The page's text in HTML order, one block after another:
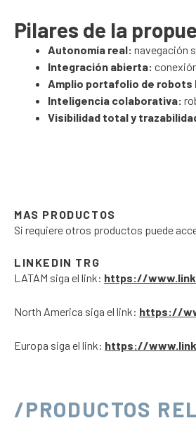
Pilares de la
Autonomía real: navegación
Integración abierta:
Amplio portafolio de
Inteligencia colaborativa:
Visibilidad total y
MAS PRODUCTOS
Si requiere otros productos puede
LINKEDIN TRG
LATAM siga el link: https://
North America siga el link: https://
Europa siga el link: https://
/PRODUCTOS